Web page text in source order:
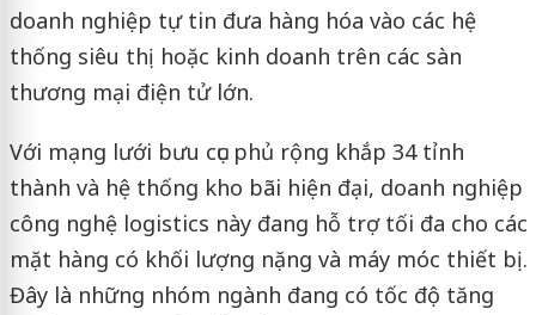
doanh nghiệp tự tin đưa hàng hóa vào các hệ
thống siêu thị hoặc kinh doanh trên các sàn
thương mại điện tử lớn.
Với mạng lưới bưu cục phủ rộng khắp 34 tỉnh
thành và hệ thống kho bãi hiện đại, doanh nghiệp
công nghệ logistics này đang hỗ trợ tối đa cho các
mặt hàng có khối lượng nặng và máy móc thiết bị.
Đây là những nhóm ngành đang có tốc độ tăng